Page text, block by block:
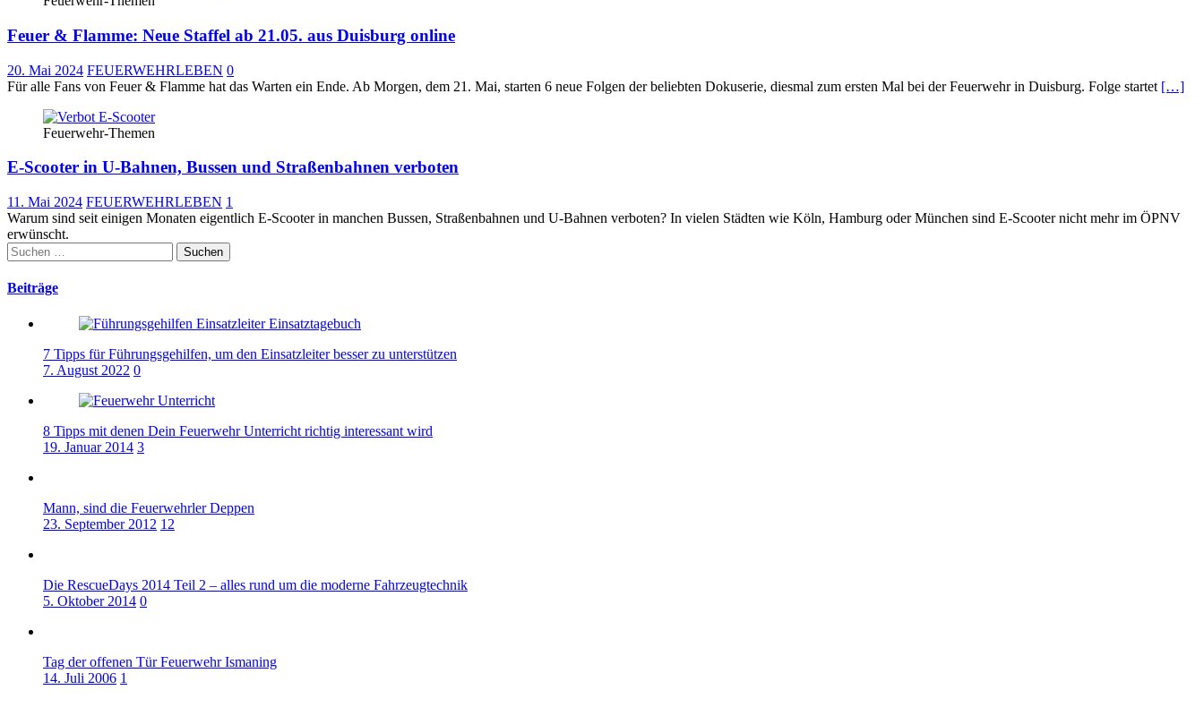
Feuer & Flamme: Neue Staffel ab 21.05. aus Duisburg online
20. Mai 2024 FEUERWEHRLEBEN 0
Für alle Fans von Feuer & Flamme hat das Warten ein Ende. Ab Morgen, dem 21. Mai, starten 6 neue Folgen der beliebten Dokuserie, diesmal zum ersten Mal bei der Feuerwehr in Duisburg. Folge startet […]
Feuerwehr-Themen
E-Scooter in U-Bahnen, Bussen und Straßenbahnen verboten
11. Mai 2024 FEUERWEHRLEBEN 1
Warum sind seit einigen Monaten eigentlich E-Scooter in manchen Bussen, Straßenbahnen und U-Bahnen verboten? In vielen Städten wie Köln, Hamburg oder München sind E-Scooter nicht mehr im ÖPNV
erwünscht.
Suchen
nach:
Beiträge
7 Tipps für Führungsgehilfen, um den Einsatzleiter besser zu unterstützen
7. August 2022 0
8 Tipps mit denen Dein Feuerwehr Unterricht richtig interessant wird
19. Januar 2014 3
Mann, sind die Feuerwehrler Deppen
23. September 2012 12
Die RescueDays 2014 Teil 2 – alles rund um die moderne Fahrzeugtechnik
5. Oktober 2014 0
Tag der offenen Tür Feuerwehr Ismaning
14. Juli 2006 1